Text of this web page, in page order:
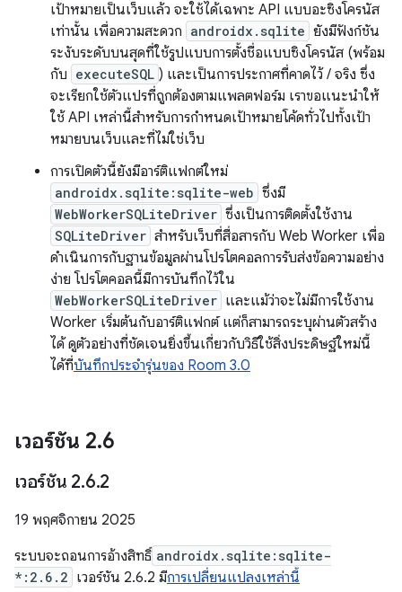
เป้าหมายเป็นเว็บแล้ว จะใช้ได้เฉพาะ API แบบอะซิงโครนัส
เท่านั้น เพื่อความสะดวก androidx.sqlite ยังมีฟังก์ชัน
ระงับระดับบนสุดที่ใช้รูปแบบการตั้งชื่อแบบซิงโครนัส (พร้อม
กับ executeSQL ) และเป็นการประกาศที่คาดไว้ / จริง ซึ่ง
จะเรียกใช้ตัวแปรที่ถูกต้องตามแพลตฟอร์ม เราขอแนะนําให้
ใช้ API เหล่านี้สําหรับการกําหนดเป้าหมายโค้ดทั่วไปทั้งเป้า
หมายบนเว็บและที่ไม่ใช่เว็บ
การเปิดตัวนี้ยังมีอาร์ติแฟกต์ใหม่
androidx.sqlite:sqlite-web ซึ่งมี
WebWorkerSQLiteDriver ซึ่งเป็นการติดตั้งใช้งาน
SQLiteDriver สำหรับเว็บที่สื่อสารกับ Web Worker เพื่อ
ดำเนินการกับฐานข้อมูลผ่านโปรโตคอลการรับส่งข้อความอย่าง
ง่าย โปรโตคอลนี้มีการบันทึกไว้ใน
WebWorkerSQLiteDriver และแม้ว่าจะไม่มีการใช้งาน
Worker เริ่มต้นกับอาร์ติแฟกต์ แต่ก็สามารถระบุผ่านตัวสร้าง
ได้ ดูตัวอย่างที่ชัดเจนยิ่งขึ้นเกี่ยวกับวิธีใช้สิ่งประดิษฐ์ใหม่นี้
ได้ที่บันทึกประจำรุ่นของ Room 3.0
เวอร์ชัน 2.6
เวอร์ชัน 2.6.2
19 พฤศจิกายน 2025
ระบบจะถอนการอ้างสิทธิ์ androidx.sqlite:sqlite-
*:2.6.2 เวอร์ชัน 2.6.2 มีการเปลี่ยนแปลงเหล่านี้